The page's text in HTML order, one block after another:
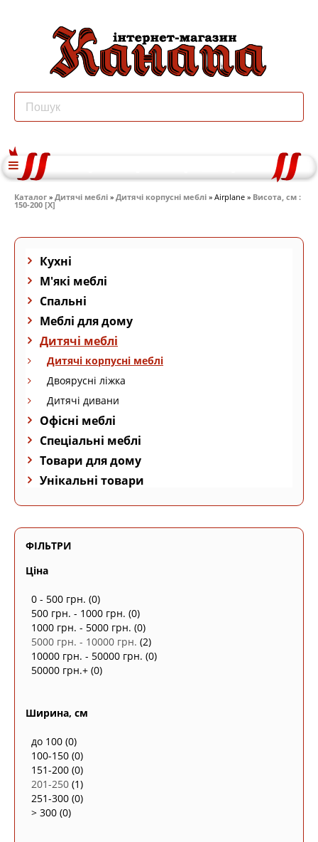
Каталог » Дитячі меблі » Дитячі корпусні меблі » Airplane » Висота, см :
150-200 [X]
Кухні
М'які меблі
Спальні
Меблі для дому
Дитячі меблі
Дитячі корпусні меблі
Двоярусні ліжка
Дитячі дивани
Офісні меблі
Спеціальні меблі
Товари для дому
Унікальні товари
ФІЛЬТРИ
Ціна
0 - 500 грн. (0)
500 грн. - 1000 грн. (0)
1000 грн. - 5000 грн. (0)
5000 грн. - 10000 грн. (2)
10000 грн. - 50000 грн. (0)
50000 грн.+ (0)
Ширина, см
до 100 (0)
100-150 (0)
151-200 (0)
201-250 (1)
251-300 (0)
> 300 (0)